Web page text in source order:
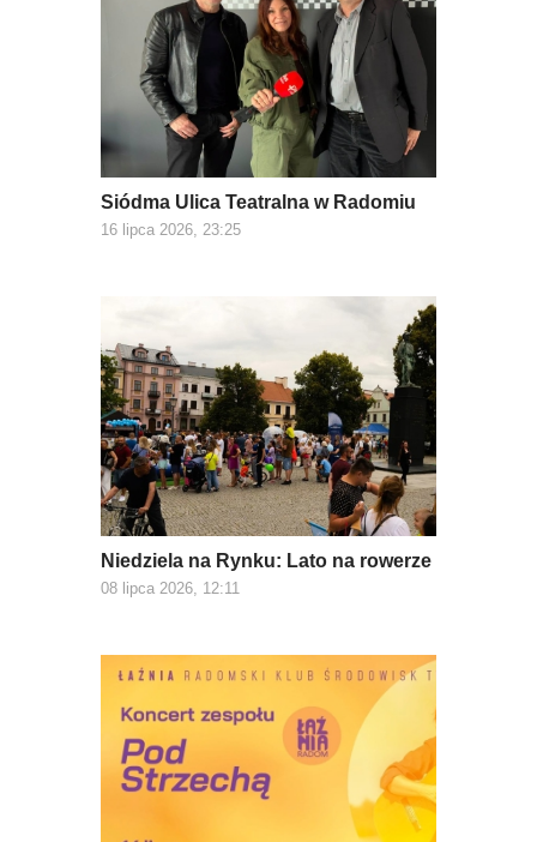
Siódma Ulica Teatralna w Radomiu
16 lipca 2026, 23:25
Niedziela na Rynku: Lato na rowerze
08 lipca 2026, 12:11